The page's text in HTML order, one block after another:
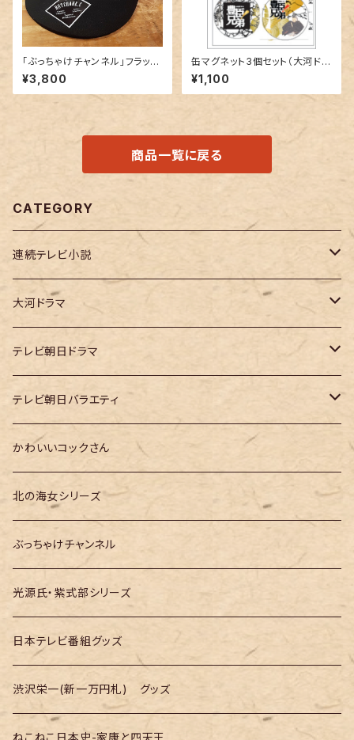
「ぶっちゃけチャンネル」フラット
バイザーCAP 2022＜03＞Gr
ey/Black
¥3,800
缶マグネット3個セット（大河ドラ
マ｢豊臣兄弟！」ロゴライセンス
商品）
¥1,100
商品一覧に戻る
CATEGORY
連続テレビ小説
虎に翼
大河ドラマ
大河ドラマ「鎌倉殿の13人」
大河ドラマ「どうする家康」
大河ドラマ「光る君へ」
大河ドラマ「べらぼう」
大河ドラマ「豊臣兄弟！」
テレビ朝日ドラマ
テレ朝「ドクターX」
テレビ朝日バラエティ
テレ朝「MUSIC STATION」
テレ朝「GOちゃん＆Mymelody」
テレ朝「バナナTV」
かわいいコックさん
北の海女シリーズ
ぶっちゃけチャンネル
光源氏・紫式部シリーズ
日本テレビ番組グッズ
渋沢栄一(新一万円札) グッズ
ねこねこ日本史-家康と四天王